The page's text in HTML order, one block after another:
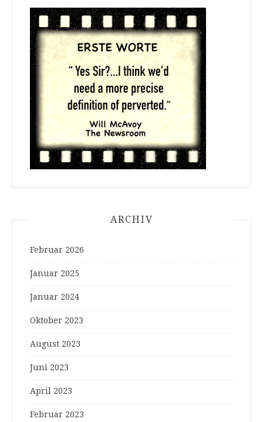
ARCHIV
Februar 2026
Januar 2025
Januar 2024
Oktober 2023
August 2023
Juni 2023
April 2023
Februar 2023